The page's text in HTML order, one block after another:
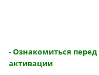
- Ознакомиться
активации